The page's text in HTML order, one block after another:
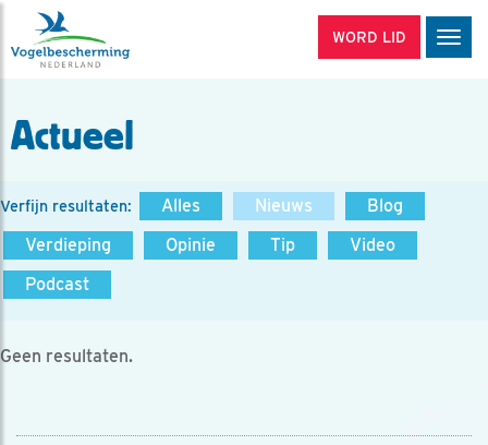
WORD LID
Actueel
Verfijn resultaten: Alles Nieuws
Blog
Verdieping
Opinie Tip
Video
Podcast
Geen resultaten.